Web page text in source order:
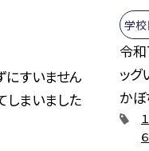
にすいません
しまいました
学
令和
ッ
かぼ